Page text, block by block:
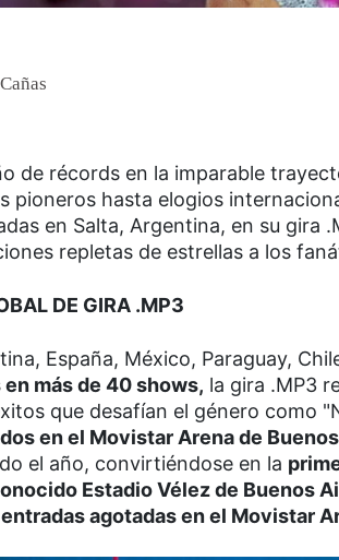
de récords en la imparable
pioneros hasta elogios
en Salta, Argentina, en su gira
repletas de estrellas a los
DE GIRA .MP3
España, México, Paraguay,
más de 40 shows, la gira .MP3
que desafían el género como
en el Movistar Arena de
el año, convirtiéndose en la
Estadio Vélez de Buenos
agotadas en el Movistar